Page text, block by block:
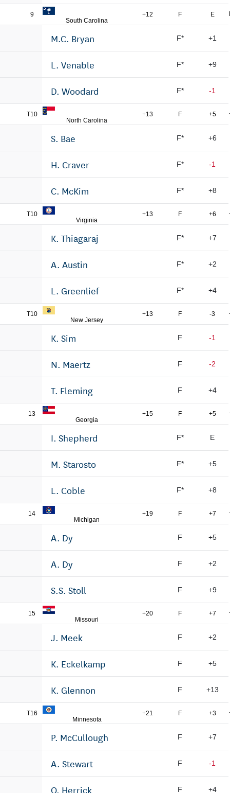
9
South Carolina
+12 F E
M.C. Bryan F* +1
L. Venable F* +9
D. Woodard F* -1
T10
North Carolina
+13 F +5
S. Bae F* +6
H. Craver F* -1
C. McKim F* +8
T10
Virginia
+13 F +6
K. Thiagaraj F* +7
A. Austin F* +2
L. Greenlief F* +4
T10
New Jersey
+13 F -3
K. Sim F -1
N. Maertz F -2
T. Fleming F +4
13
Georgia
+15 F +5
I. Shepherd F* E
M. Starosto F* +5
L. Coble F* +8
14
Michigan
+19 F +7
A. Dy F +5
A. Dy F +2
S.S. Stoll F +9
15
Missouri
+20 F +7
J. Meek F +2
K. Eckelkamp F +5
K. Glennon F +13
T16
Minnesota
+21 F +3
P. McCullough F +7
A. Stewart F -1
O. Herrick F +4